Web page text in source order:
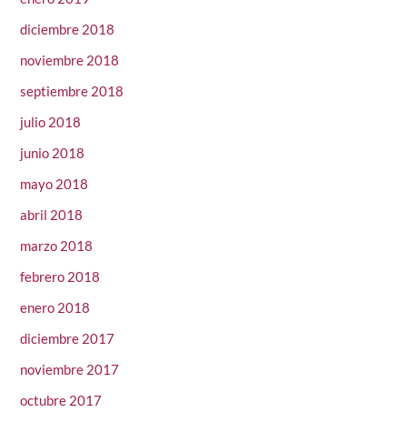
diciembre 2018
noviembre 2018
septiembre 2018
julio 2018
junio 2018
mayo 2018
abril 2018
marzo 2018
febrero 2018
enero 2018
diciembre 2017
noviembre 2017
octubre 2017